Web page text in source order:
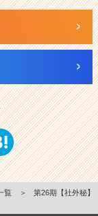
覧 ＞
第26期【社外秘】